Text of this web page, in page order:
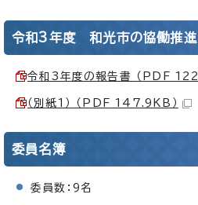
令和3年度 和光市の協働推進
令和3年度の報告書 （PDF
（別紙1） （PDF 147.9KB）
委員名簿
委員数：9名